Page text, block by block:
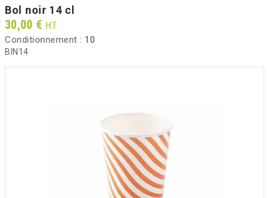
bol noir 14 cl
Prix
30,00 € HT
Conditionnement : 10
BIN14